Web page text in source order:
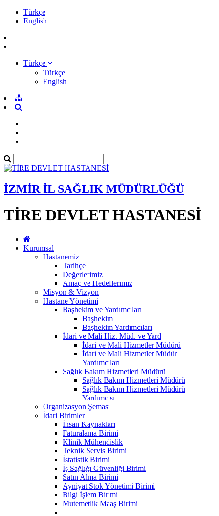
Türkçe
English
Türkçe
Türkçe
English
İZMİR İL SAĞLIK MÜDÜRLÜĞÜ
TİRE DEVLET HASTANESİ
Kurumsal
Hastanemiz
Tarihçe
Değerlerimiz
Amaç ve Hedeflerimiz
Misyon & Vizyon
Hastane Yönetimi
Başhekim ve Yardımcıları
Başhekim
Başhekim Yardımcıları
İdari ve Mali Hiz. Müd. ve Yard
İdari ve Mali Hizmetler Müdürü
İdari ve Mali Hizmetler Müdür
Yardımcıları
Sağlık Bakım Hizmetleri Müdürü
Sağlık Bakım Hizmetleri Müdürü
Sağlık Bakım Hizmetleri Müdürü
Yardımcısı
Organizasyon Şeması
İdari Birimler
İnsan Kaynakları
Faturalama Birimi
Klinik Mühendislik
Teknik Servis Birimi
İstatistik Birimi
İş Sağlığı Güvenliği Birimi
Satın Alma Birimi
Ayniyat Stok Yönetimi Birimi
Bilgi İşlem Birimi
Mutemetlik Maaş Birimi